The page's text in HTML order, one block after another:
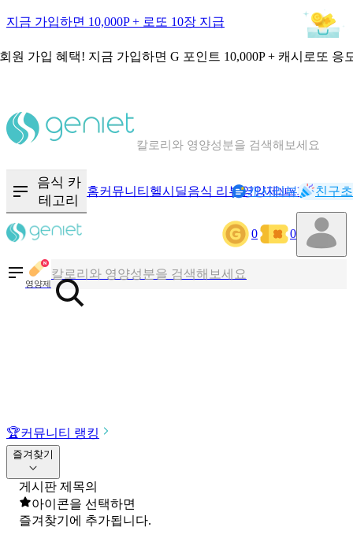
지금 가입하면 10,000P + 로또 10장 지급
원 가입 혜택! 지금 가입하면 G 포인트 10,000P + 캐시로또 응
칼로리와 영양성분을 검색해보세요
음식 카
테고리
홈커뮤니티 헬시딜음식 리뷰영양제NEW기록
캐시리뷰 친구
0 0
영양제
칼로리와 영양성분을 검색해보세요
혈당 · 다이어트 음식 검색해보세요
🏆커뮤니티 랭킹
즐겨찾기
게시판 제목의
아이콘을 선택하면
즐겨찾기에 추가됩니다.